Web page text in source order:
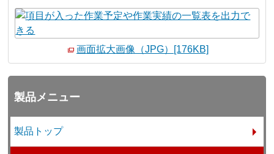
画面拡大画像（JPG）[176KB]
製品メニュー
製品トップ